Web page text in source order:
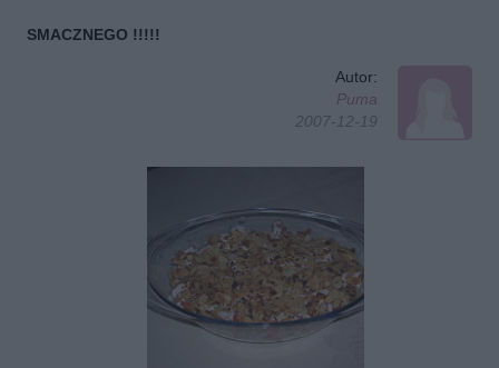
SMACZNEGO !!!!!
Autor:
Puma
2007-12-19